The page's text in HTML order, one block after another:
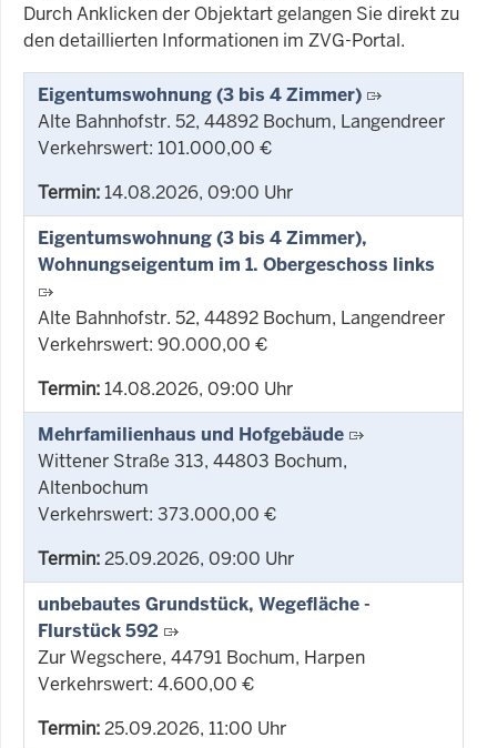
Durch Anklicken der Objektart gelangen Sie direkt zu
den detaillierten Informationen im ZVG-Portal.
Eigentumswohnung (3 bis 4 Zimmer)
Alte Bahnhofstr. 52, 44892 Bochum, Langendreer
Verkehrswert: 101.000,00 €
Termin:14.08.2026, 09:00 Uhr
Eigentumswohnung (3 bis 4 Zimmer),
Wohnungseigentum im 1. Obergeschoss links
Alte Bahnhofstr. 52, 44892 Bochum, Langendreer
Verkehrswert: 90.000,00 €
Termin:14.08.2026, 09:00 Uhr
Mehrfamilienhaus und Hofgebäude
Wittener Straße 313, 44803 Bochum,
Altenbochum
Verkehrswert: 373.000,00 €
Termin:25.09.2026, 09:00 Uhr
unbebautes Grundstück, Wegefläche -
Flurstück 592
Zur Wegschere, 44791 Bochum, Harpen
Verkehrswert: 4.600,00 €
Termin:25.09.2026, 11:00 Uhr